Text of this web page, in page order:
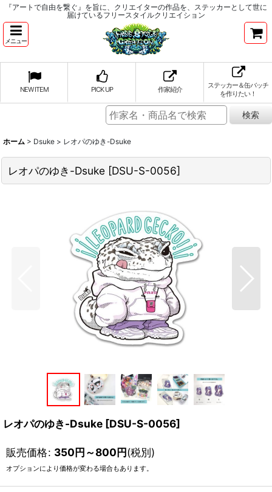
『アートで自由を繋ぐ』を旨に、クリエイターの作品を、ステッカーとして世に
届けているフリースタイルクリエイション
メニュー
NEW ITEM PICK UP 作家紹介
ステッカー＆缶バッチ
を作りたい！
ホーム > Dsuke > レオパのゆき-Dsuke
レオパのゆき-Dsuke [DSU-S-0056]
レオパのゆき-Dsuke [DSU-S-0056]
販売価格: 350円～800円(税別)
オプションにより価格が変わる場合もあります。